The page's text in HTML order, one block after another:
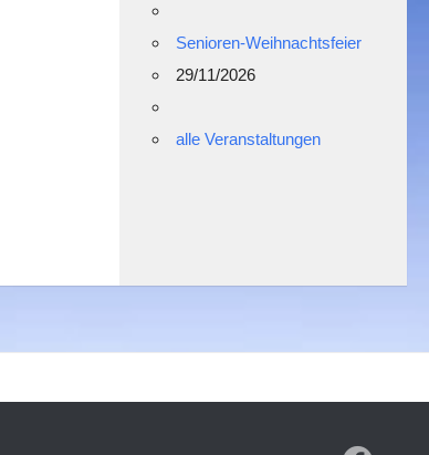
Senioren-Weihnachtsfeier
29/11/2026
alle Veranstaltungen